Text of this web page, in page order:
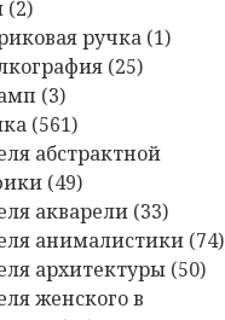
(2)
ручка (1)
(25)
(3)
(561)
абстрактной
(49)
акварели (33)
анималистики (74)
архитектуры (50)
женского в